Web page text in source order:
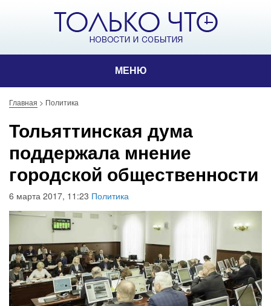
МЕНЮ
Главная > Политика
Тольяттинская дума
поддержала мнение
городской общественности
6 марта 2017, 11:23 Политика